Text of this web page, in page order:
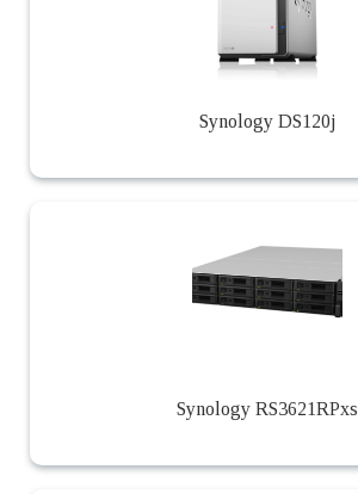
Synology DS120j
Synology RS3621RPxs